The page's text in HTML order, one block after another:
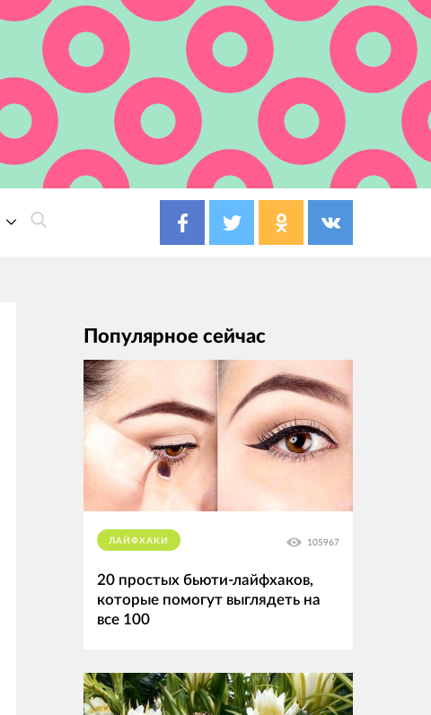
Популярное сейчас
ЛАЙФХАКИ 105967
20 простых бьюти-лайфхаков,
которые помогут выглядеть на
все 100